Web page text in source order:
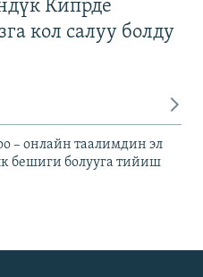
Кипрде
кол салуу болду
– онлайн таалимдин эл
бешиги болууга тийиш